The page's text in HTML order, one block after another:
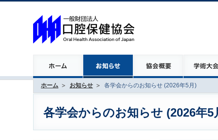
ホーム お知らせ 各学会からのお知らせ (2026年5月)
各学会からのお知らせ (2026年5